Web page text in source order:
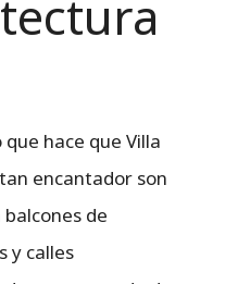
hace que Villa
encantador son
balcones de
y calles